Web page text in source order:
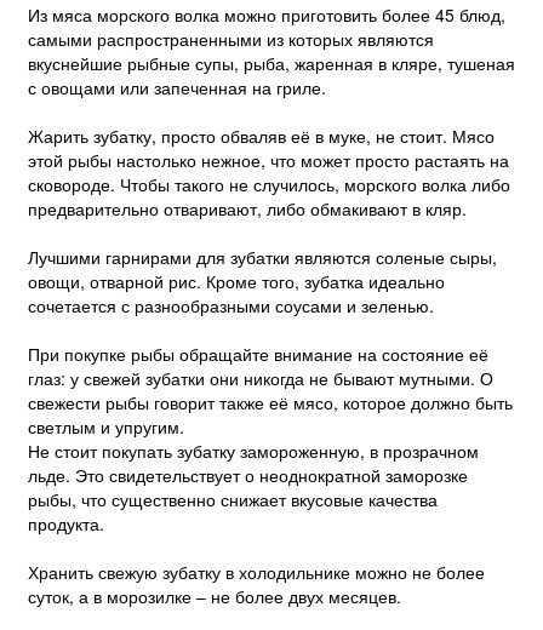
Из мяса морского волка можно приготовить более 45 блюд,
самыми распространенными из которых являются
вкуснейшие рыбные супы, рыба, жаренная в кляре, тушеная
с овощами или запеченная на гриле.
Жарить зубатку, просто обваляв её в муке, не стоит. Мясо
этой рыбы настолько нежное, что может просто растаять на
сковороде. Чтобы такого не случилось, морского волка либо
предварительно отваривают, либо обмакивают в кляр.
Лучшими гарнирами для зубатки являются соленые сыры,
овощи, отварной рис. Кроме того, зубатка идеально
сочетается с разнообразными соусами и зеленью.
При покупке рыбы обращайте внимание на состояние её
глаз: у свежей зубатки они никогда не бывают мутными. О
свежести рыбы говорит также её мясо, которое должно быть
светлым и упругим.
Не стоит покупать зубатку замороженную, в прозрачном
льде. Это свидетельствует о неоднократной заморозке
рыбы, что существенно снижает вкусовые качества
продукта.
Хранить свежую зубатку в холодильнике можно не более
суток, а в морозилке – не более двух месяцев.